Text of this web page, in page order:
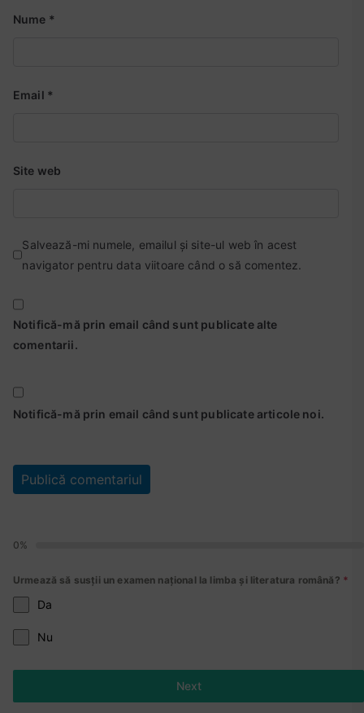
Nume *
Email *
Site web
Salvează-mi numele, emailul și site-ul web în acest
navigator pentru data viitoare când o să comentez.
Notifică-mă prin email când sunt publicate alte
comentarii.
Notifică-mă prin email când sunt publicate articole noi.
0%
Urmează să susții un examen național la limba și literatura română? *
Da
Nu
Next